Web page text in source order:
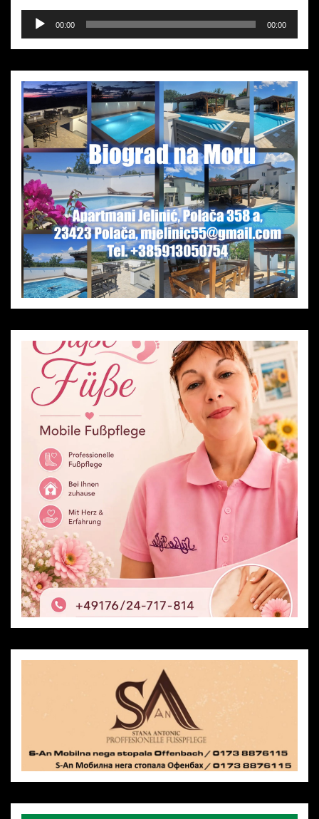
Audio-
Player
00:00 00:00